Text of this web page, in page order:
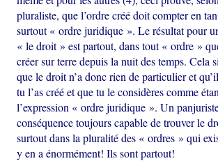
pluraliste, que l’ordre créé doit compter en
surtout « ordre juridique ». Le résultat pour
« le droit » est partout, dans tout « ordre »
créer sur terre depuis la nuit des temps. Cela
que le droit n’a donc rien de particulier et
tu l’as créé et que tu le considères comme
l’expression « ordre juridique ». Un
conséquence toujours capable de trouver le
surtout dans la pluralité des « ordres » qui
y en a énormément! Ils sont partout!